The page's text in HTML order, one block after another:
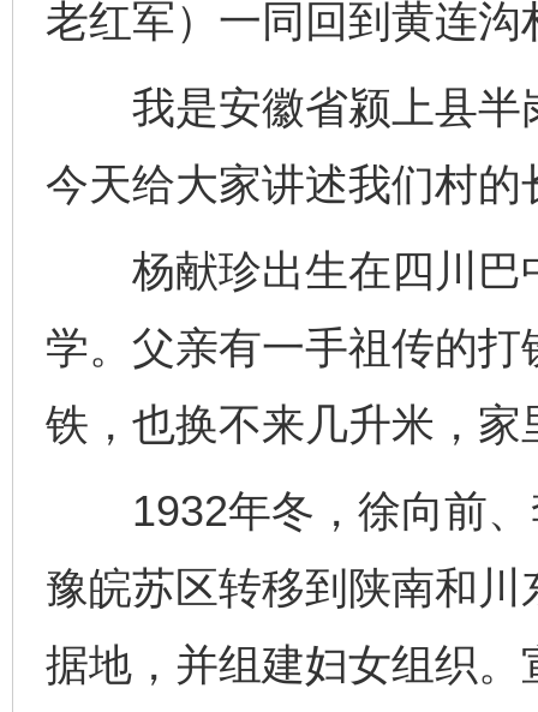
老红军）一同回到黄连沟
我是安徽省颍上县半
今天给大家讲述我们村
杨献珍出生在四川巴
学。父亲有一手祖传的
铁，也换不来几升米，
1932年冬，徐向前、
豫皖苏区转移到陕南和
据地，并组建妇女组织